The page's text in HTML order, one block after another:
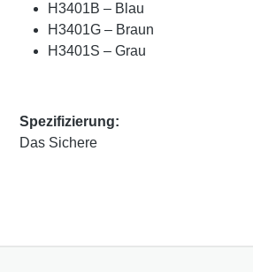
H3401B – Blau
H3401G – Braun
H3401S – Grau
Spezifizierung:
Das Sichere